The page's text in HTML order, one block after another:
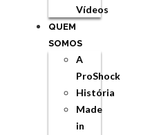
Vídeos
QUEM
SOMOS
A
ProShock
História
Made
in